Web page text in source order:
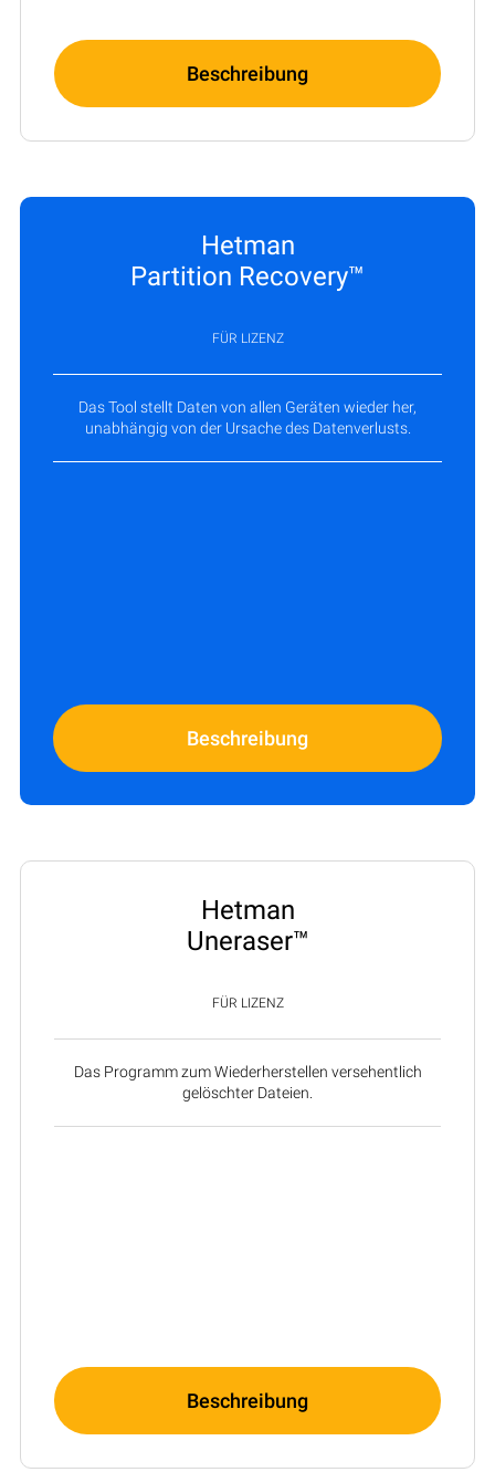
Beschreibung
Hetman
Partition Recovery™
FÜR LIZENZ
Das Tool stellt Daten von allen Geräten wieder her,
unabhängig von der Ursache des Datenverlusts.
Beschreibung
Hetman
Uneraser™
FÜR LIZENZ
Das Programm zum Wiederherstellen versehentlich
gelöschter Dateien.
Beschreibung